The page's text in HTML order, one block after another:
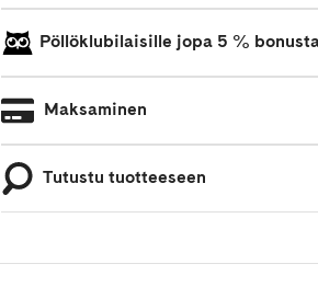
Pöllöklubilaisille jopa 5 %
Maksaminen
Tutustu tuotteeseen